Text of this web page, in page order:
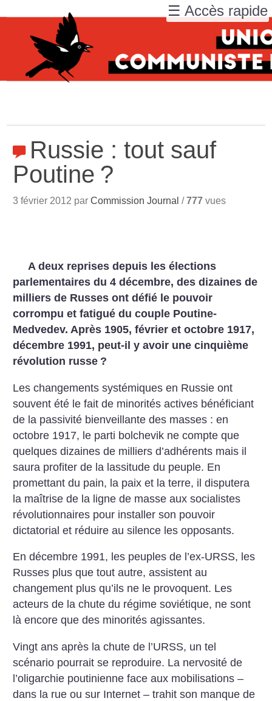
Russie : tout sauf
Poutine ?
3 février 2012 parCommission Journal /777 vues
A deux reprises depuis les élections
parlementaires du 4 décembre, des dizaines de
milliers de Russes ont défié le pouvoir
corrompu et fatigué du couple Poutine-
Medvedev. Après 1905, février et octobre 1917,
décembre 1991, peut-il y avoir une cinquième
révolution russe ?
Les changements systémiques en Russie ont
souvent été le fait de minorités actives bénéficiant
de la passivité bienveillante des masses : en
octobre 1917, le parti bolchevik ne compte que
quelques dizaines de milliers d’adhérents mais il
saura profiter de la lassitude du peuple. En
promettant du pain, la paix et la terre, il disputera
la maîtrise de la ligne de masse aux socialistes
révolutionnaires pour installer son pouvoir
dictatorial et réduire au silence les opposants.
En décembre 1991, les peuples de l’ex-URSS, les
Russes plus que tout autre, assistent au
changement plus qu’ils ne le provoquent. Les
acteurs de la chute du régime soviétique, ne sont
là encore que des minorités agissantes.
Vingt ans après la chute de l’URSS, un tel
scénario pourrait se reproduire. La nervosité de
l’oligarchie poutinienne face aux mobilisations –
dans la rue ou sur Internet – trahit son manque de
☰ Accès rapide